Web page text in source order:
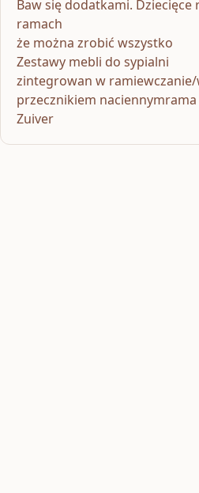
Baw się dodatkami.
ramach
że można zrobić wszystko
Zestawy mebli do sypialni
zintegrowan w
przecznikiem naciennymrama
Zuiver